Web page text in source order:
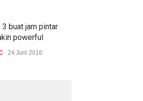
3 buat jam pintar
powerful
24 Juni 2016